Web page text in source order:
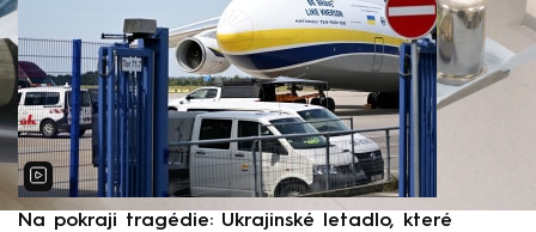
Na pokraji tragédie: Ukrajinské letadlo, které